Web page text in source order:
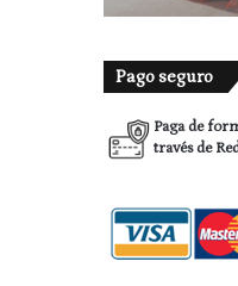
Pago seguro
Paga de
través de